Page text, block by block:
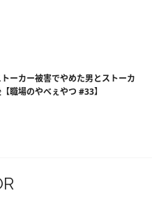
ーカー被害でやめた男とストーカ
職場のやべぇやつ #33】